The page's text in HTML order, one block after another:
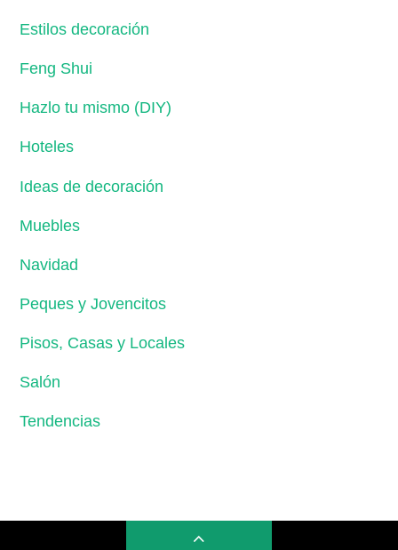
Estilos decoración
Feng Shui
Hazlo tu mismo (DIY)
Hoteles
Ideas de decoración
Muebles
Navidad
Peques y Jovencitos
Pisos, Casas y Locales
Salón
Tendencias